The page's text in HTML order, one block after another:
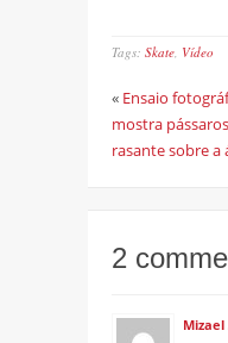
Tags: Skate, Vídeo
« Ensaio
mostra
rasante sobre a
2